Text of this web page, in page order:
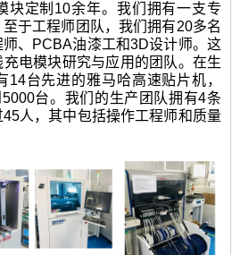
块定制10余年。我们拥有一支专
于工程师团队，我们拥有20多名
、PCBA油漆工和3D设计师。这
电模块研究与应用的团队。在生
14台先进的雅马哈高速贴片机，
台。我们的生产团队拥有4条
人，其中包括操作工程师和质量